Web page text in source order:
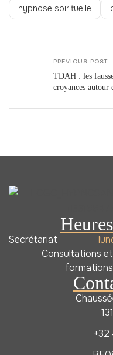
hypnose spirituelle
PREVIOUS POST
TDAH : les
croyances autour
+32
Secrétariat
Consultations et
formations